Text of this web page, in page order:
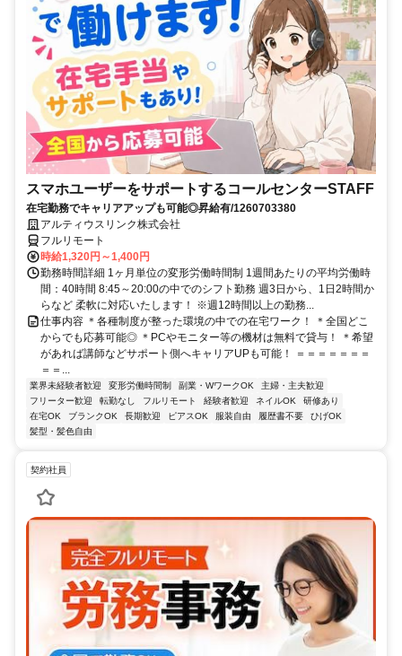
スマホユーザーをサポートするコールセンターSTAFF
在宅勤務でキャリアアップも可能◎昇給有/1260703380
アルティウスリンク株式会社
フルリモート
時給1,320円～1,400円
勤務時間詳細 1ヶ月単位の変形労働時間制 1週間あたりの平均労働時
間：40時間 8:45～20:00の中でのシフト勤務 週3日から、1日2時間か
らなど 柔軟に対応いたします！ ※週12時間以上の勤務...
仕事内容 ＊各種制度が整った環境の中での在宅ワーク！ ＊全国どこ
からでも応募可能◎ ＊PCやモニター等の機材は無料で貸与！ ＊希望
があれば講師などサポート側へキャリアUPも可能！ ＝＝＝＝＝＝＝
＝＝...
業界未経験者歓迎 変形労働時間制 副業・WワークOK
主婦・主夫歓迎
フリーター歓迎
転勤なし フルリモート 経験者歓迎 ネイルOK
研修あり
在宅OK
ブランクOK 長期歓迎 ピアスOK 服装自由 履歴書不要
ひげOK
髪型・髪色自由
契約社員